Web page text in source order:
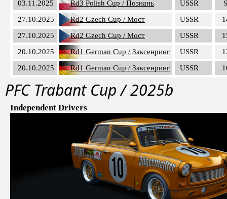
03.11.2025
Rd3 Polish Cup / Познань USSR
27.10.2025
Rd2 Gzech Cup / Мост USSR
27.10.2025
Rd2 Gzech Cup / Мост USSR
20.10.2025
Rd1 German Cup / Заксенринг USSR
20.10.2025
Rd1 German Cup / Заксенринг USSR
PFC Trabant Cup / 2025b
Independent Drivers